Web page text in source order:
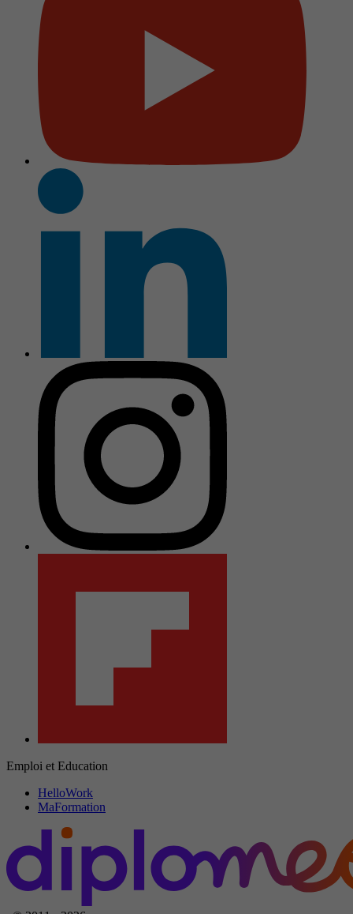
Emploi et Education
HelloWork
MaFormation